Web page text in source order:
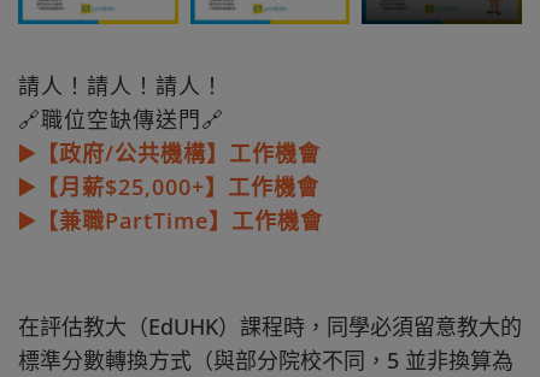
請人！請人！請人！
🔗職位空缺傳送門🔗
▶️【政府/公共機構】工作機會
▶️【月薪$25,000+】工作機會
▶️【兼職PartTime】工作機會
在評估教大（EdUHK）課程時，同學必須留意教大的
標準分數轉換方式（與部分院校不同，5 並非換算為